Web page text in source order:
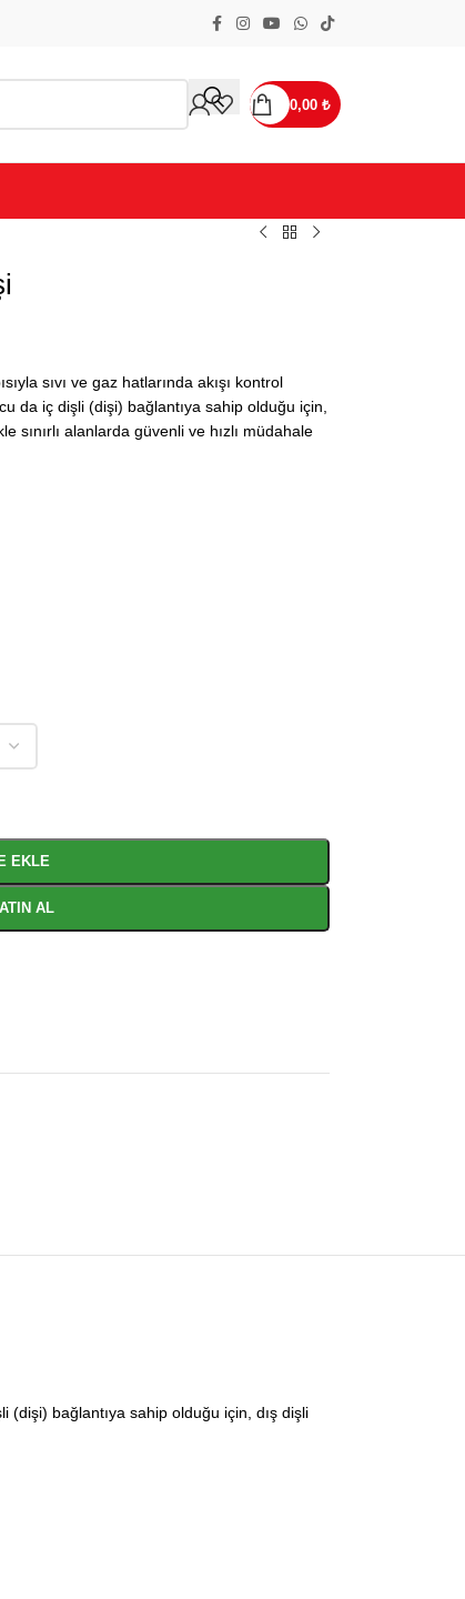
0,00 ₺
sıvı ve gaz hatlarında akışı kontrol
da iç dişli (dişi) bağlantıya sahip olduğu için,
sınırlı alanlarda güvenli ve hızlı müdahale
EKLE
AL
(dişi) bağlantıya sahip olduğu için, dış dişli